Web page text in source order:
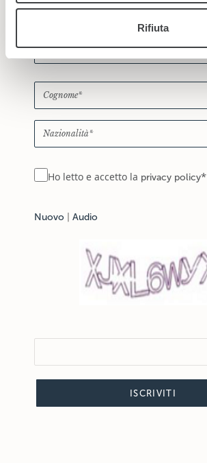
Rifiuta
Ho letto e accetto la privacy policy*
Nuovo Audio
ISCRIVITI